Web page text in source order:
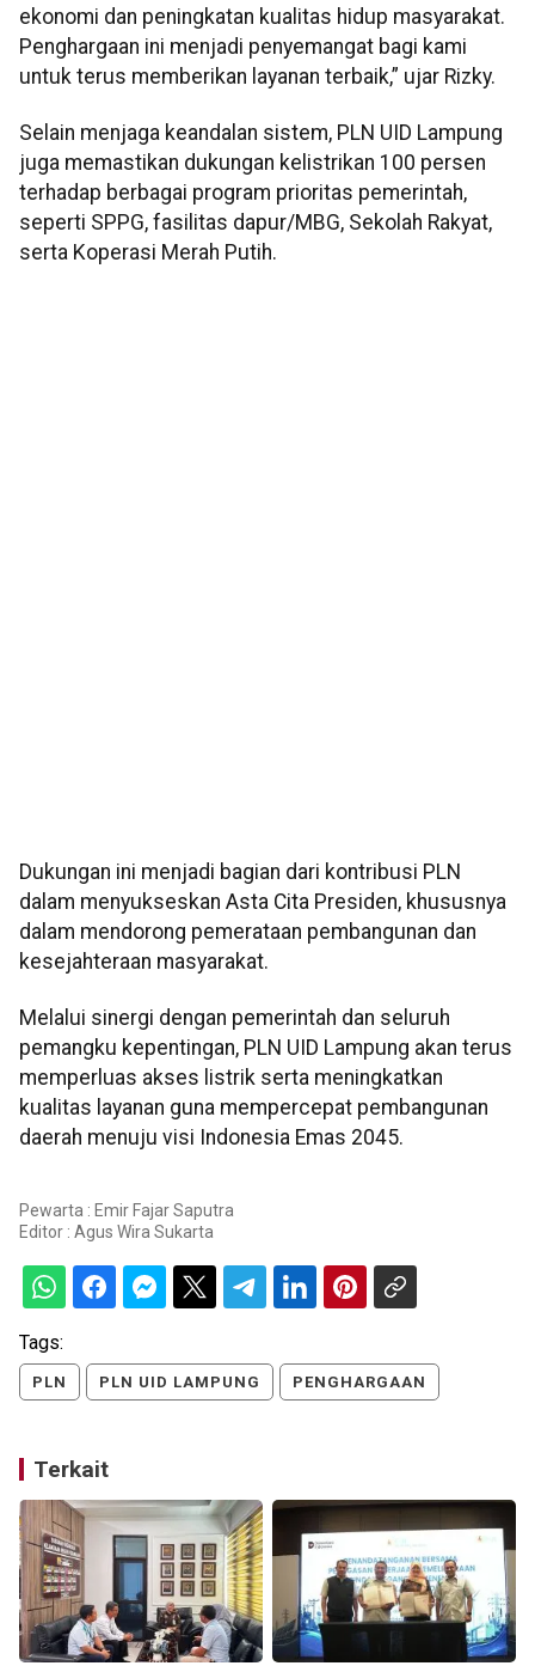
ekonomi dan peningkatan kualitas hidup masyarakat.
Penghargaan ini menjadi penyemangat bagi kami
untuk terus memberikan layanan terbaik,” ujar Rizky.
Selain menjaga keandalan sistem, PLN UID Lampung
juga memastikan dukungan kelistrikan 100 persen
terhadap berbagai program prioritas pemerintah,
seperti SPPG, fasilitas dapur/MBG, Sekolah Rakyat,
serta Koperasi Merah Putih.
Dukungan ini menjadi bagian dari kontribusi PLN
dalam menyukseskan Asta Cita Presiden, khususnya
dalam mendorong pemerataan pembangunan dan
kesejahteraan masyarakat.
Melalui sinergi dengan pemerintah dan seluruh
pemangku kepentingan, PLN UID Lampung akan terus
memperluas akses listrik serta meningkatkan
kualitas layanan guna mempercepat pembangunan
daerah menuju visi Indonesia Emas 2045.
Pewarta : Emir Fajar Saputra
Editor : Agus Wira Sukarta
Tags:
PLN PLN UID LAMPUNG PENGHARGAAN
Terkait